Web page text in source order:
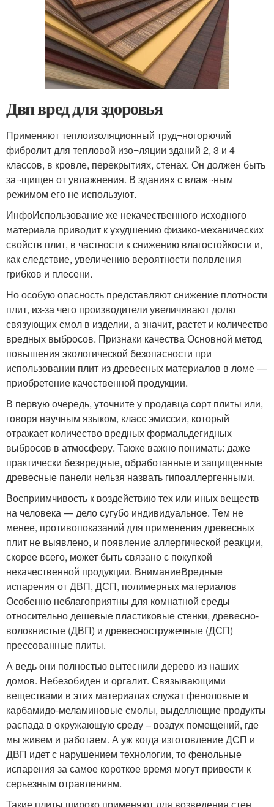
Двп вред для здоровья
Применяют теплоизоляционный труд¬ногорючий
фибролит для тепловой изо¬ляции зданий 2, 3 и 4
классов, в кровле, перекрытиях, стенах. Он должен быть
за¬щищен от увлажнения. В зданиях с влаж¬ным
режимом его не используют.
ИнфоИспользование же некачественного исходного
материала приводит к ухудшению физико-механических
свойств плит, в частности к снижению влагостойкости и,
как следствие, увеличению вероятности появления
грибков и плесени.
Но особую опасность представляют снижение плотности
плит, из-за чего производители увеличивают долю
связующих смол в изделии, а значит, растет и количество
вредных выбросов. Признаки качества Основной метод
повышения экологической безопасности при
использовании плит из древесных материалов в ломе —
приобретение качественной продукции.
В первую очередь, уточните у продавца сорт плиты или,
говоря научным языком, класс эмиссии, который
отражает количество вредных формальдегидных
выбросов в атмосферу. Также важно понимать: даже
практически безвредные, обработанные и защищенные
древесные панели нельзя назвать гипоаллергенными.
Восприимчивость к воздействию тех или иных веществ
на человека — дело сугубо индивидуальное. Тем не
менее, противопоказаний для применения древесных
плит не выявлено, и появление аллергической реакции,
скорее всего, может быть связано с покупкой
некачественной продукции. ВниманиеВредные
испарения от ДВП, ДСП, полимерных материалов
Особенно неблагоприятны для комнатной среды
относительно дешевые пластиковые стенки, древесно-
волокнистые (ДВП) и древесностружечные (ДСП)
прессованные плиты.
А ведь они полностью вытеснили дерево из наших
домов. Небезобиден и оргалит. Связывающими
веществами в этих материалах служат феноловые и
карбамидо-меламиновые смолы, выделяющие продукты
распада в окружающую среду – воздух помещений, где
мы живем и работаем. А уж когда изготовление ДСП и
ДВП идет с нарушением технологии, то фенольные
испарения за самое короткое время могут привести к
серьезным отравлениям.